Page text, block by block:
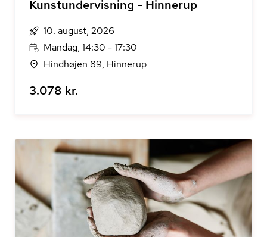
Kunstundervisning - Hinnerup
10. august, 2026
Mandag, 14:30 - 17:30
Hindhøjen 89, Hinnerup
3.078 kr.